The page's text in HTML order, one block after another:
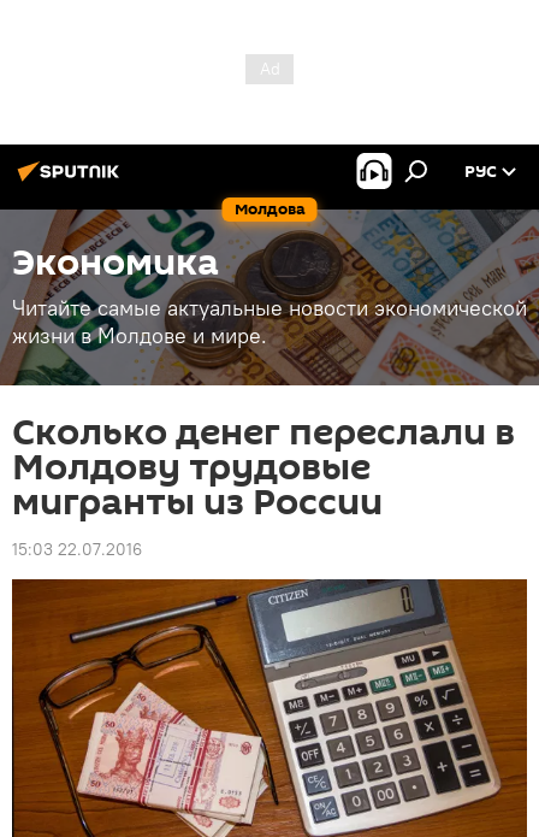
Молдова
РУС
Экономика
Читайте самые актуальные новости экономической
жизни в Молдове и мире.
Сколько денег переслали в
Молдову трудовые
мигранты из России
15:03 22.07.2016